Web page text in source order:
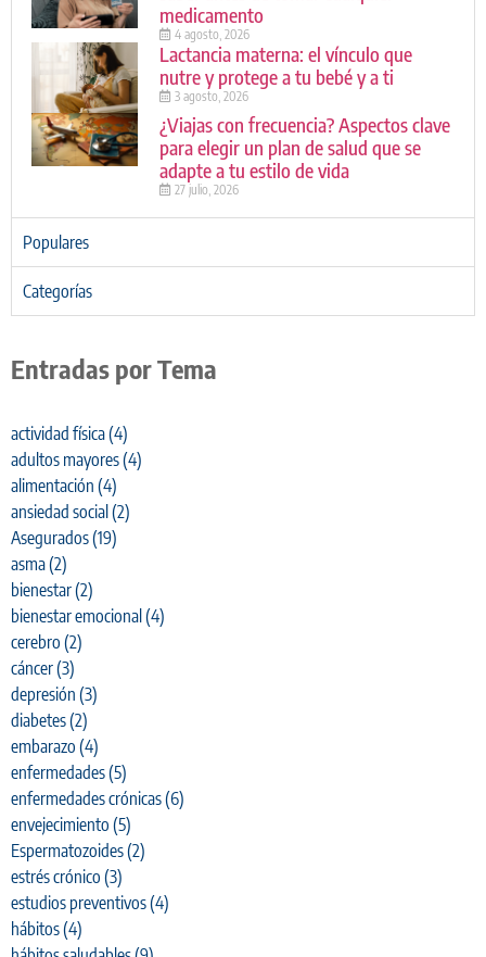
medicamento
4 agosto, 2026
Lactancia materna: el vínculo que
nutre y protege a tu bebé y a ti
3 agosto, 2026
¿Viajas con frecuencia? Aspectos clave
para elegir un plan de salud que se
adapte a tu estilo de vida
27 julio, 2026
Populares
Categorías
Entradas por Tema
actividad física(4)
adultos mayores(4)
alimentación (4)
ansiedad social(2)
Asegurados(19)
asma(2)
bienestar(2)
bienestar emocional(4)
cerebro (2)
cáncer(3)
depresión (3)
diabetes(2)
embarazo (4)
enfermedades(5)
enfermedades crónicas(6)
envejecimiento (5)
Espermatozoides(2)
estrés crónico (3)
estudios preventivos(4)
hábitos(4)